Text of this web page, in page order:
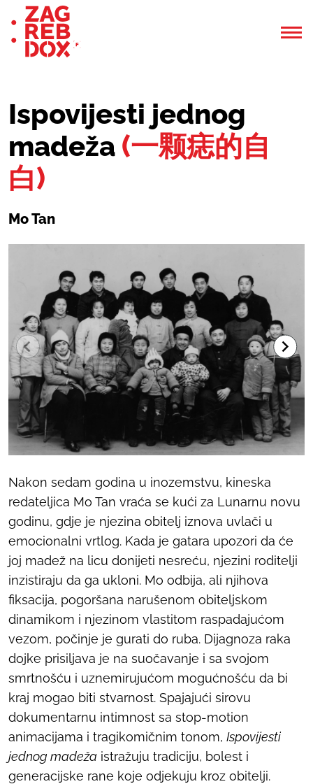
Ispovijesti jednog
madeža (一颗痣的自
白)
Mo Tan
Nakon sedam godina u inozemstvu, kineska
redateljica Mo Tan vraća se kući za Lunarnu novu
godinu, gdje je njezina obitelj iznova uvlači u
emocionalni vrtlog. Kada je gatara upozori da će
joj madež na licu donijeti nesreću, njezini roditelji
inzistiraju da ga ukloni. Mo odbija, ali njihova
fiksacija, pogoršana narušenom obiteljskom
dinamikom i njezinom vlastitom raspadajućom
vezom, počinje je gurati do ruba. Dijagnoza raka
dojke prisiljava je na suočavanje i sa svojom
smrtnošću i uznemirujućom mogućnošću da bi
kraj mogao biti stvarnost. Spajajući sirovu
dokumentarnu intimnost sa stop-motion
animacijama i tragikomičnim tonom, Ispovijesti
jednog madeža istražuju tradiciju, bolest i
generacijske rane koje odjekuju kroz obitelji.